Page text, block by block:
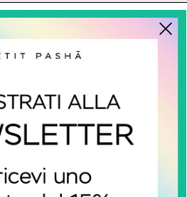
L'azienda
Contatti
Pagamenti